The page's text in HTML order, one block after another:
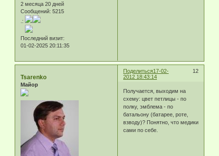
2 месяца 20 дней
Сообщений: 5215
.:
Последний визит:
01-02-2025 20:11:35
Поделиться 12
17-02-
2012 18:43:14
Tsarenko
Майор
Получается, выходим на
схему: цвет петлицы - по
полку, эмблема - по
батальону (батарее, роте,
взводу)? Понятно, что медики
сами по себе.